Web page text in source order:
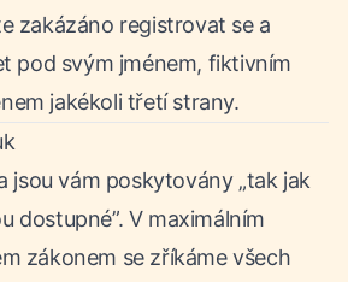
zakázáno registrovat se a
pod svým jménem, fiktivním
jakékoli třetí strany.
jsou vám poskytovány „tak jak
dostupné”. V maximálním
zákonem se zříkáme všech